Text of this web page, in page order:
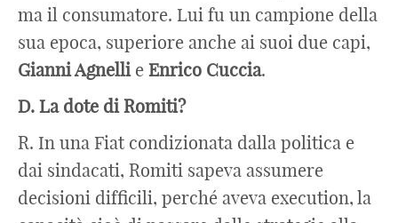
ma il consumatore. Lui fu un campione della
sua epoca, superiore anche ai suoi due capi,
Gianni Agnellie Enrico Cuccia.
D. La dote di Romiti?
R. In una Fiat condizionata dalla politica e
dai sindacati, Romiti sapeva assumere
decisioni difficili, perché aveva execution, la